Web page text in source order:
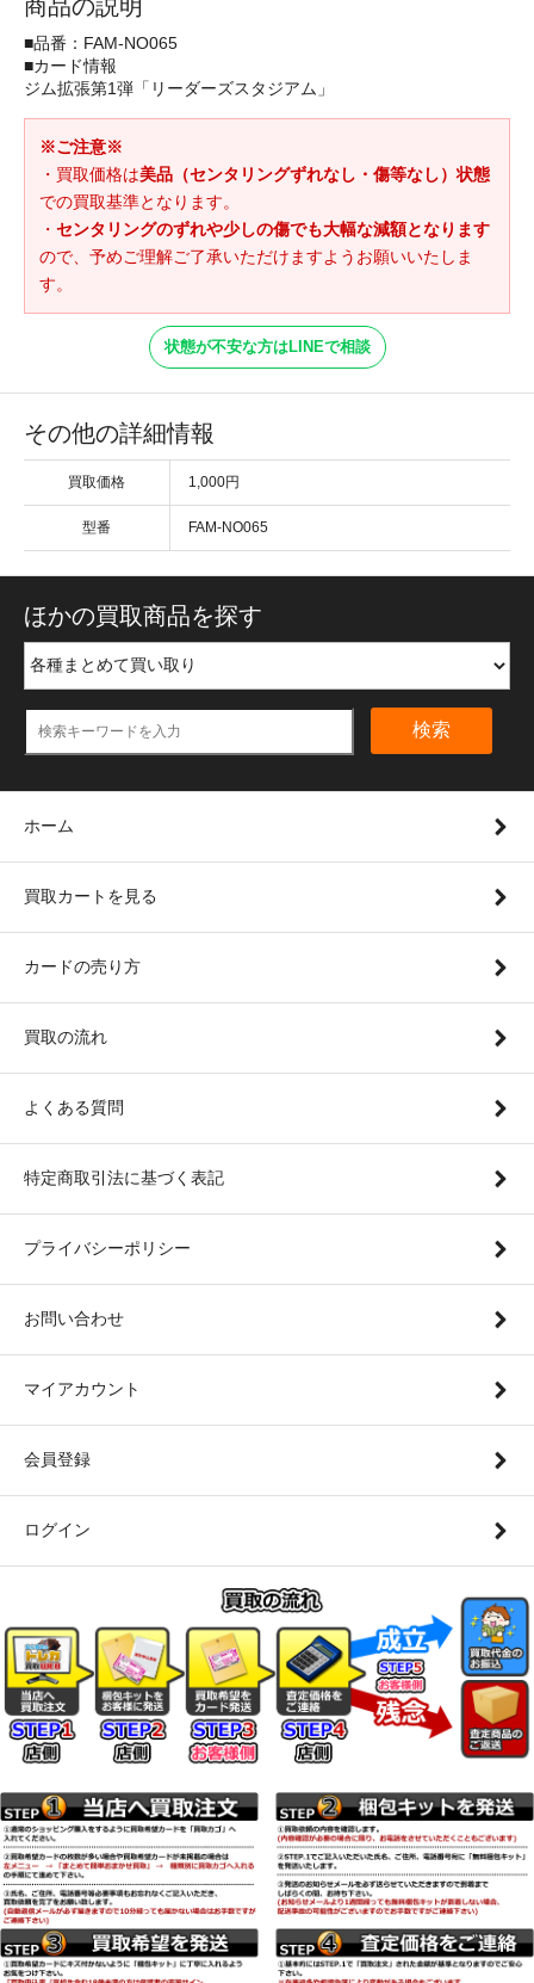
商品の説明
■品番：FAM-NO065
■カード情報
ジム拡張第1弾「リーダーズスタジアム」
※ご注意※
・買取価格は美品（センタリングずれなし・傷等なし）状態
での買取基準となります。
・ センタリングのずれや少しの傷でも大幅な減額となります
ので、予めご理解ご了承いただけますようお願いいたしま
す。
状態が不安な方はLINEで相談
その他の詳細情報
買取価格 1,000円
型番 FAM-NO065
ほかの買取商品を探す
検索
ホーム
買取カートを見る
カードの売り方
買取の流れ
よくある質問
特定商取引法に基づく表記
プライバシーポリシー
お問い合わせ
マイアカウント
会員登録
ログイン